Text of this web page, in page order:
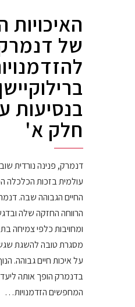
האיכויות
של
בנסיעות
חלק א'
דנמרק, פנינה נורדית
עולמית בזכות
החיים הגבוהה שבה.
הרווחה החזקה שלה
ומחויבות כלפי צמיחה
מסגרת טובה להשגת
על איכות חיים גבוהה.
בדנמרק הופך אותה
המחפשים הזדמנויות…